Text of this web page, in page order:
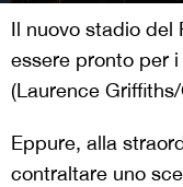
Il nuovo stadio del
essere pronto per
(Laurence
Eppure, alla
contraltare uno